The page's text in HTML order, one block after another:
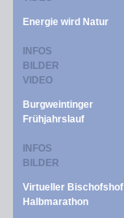
Energie wird Natur
INFOS
BILDER
VIDEO
Burgweintinger
Frühjahrslauf
INFOS
BILDER
Virtueller Bischofshof
Halbmarathon